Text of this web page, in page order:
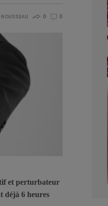
0 0
et perturbateur
déjà 6 heures